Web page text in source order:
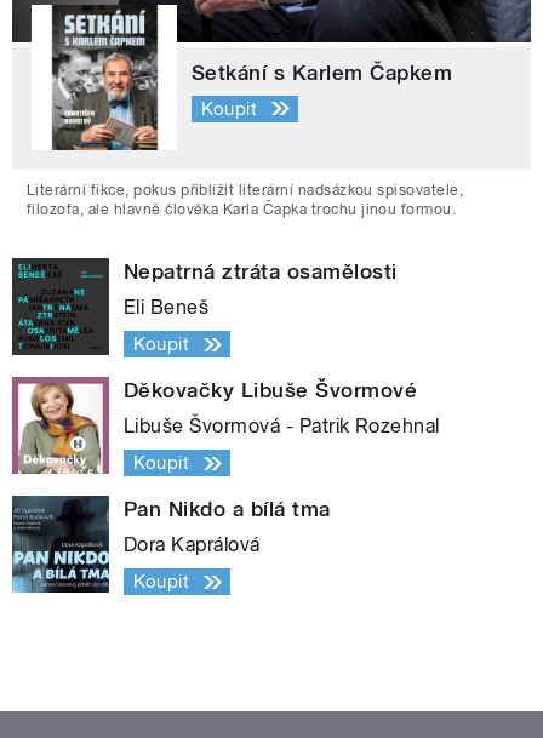
Setkání s Karlem Čapkem
Koupit
Literární fikce, pokus přiblížit literární nadsázkou spisovatele,
filozofa, ale hlavně člověka Karla Čapka trochu jinou formou.
Nepatrná ztráta osamělosti
Eli Beneš
Koupit
Děkovačky Libuše Švormové
Libuše Švormová - Patrik Rozehnal
Koupit
Pan Nikdo a bílá tma
Dora Kaprálová
Koupit